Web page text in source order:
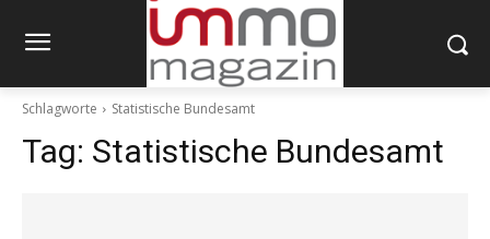
Schlagworte Statistische Bundesamt
Tag: Statistische Bundesamt